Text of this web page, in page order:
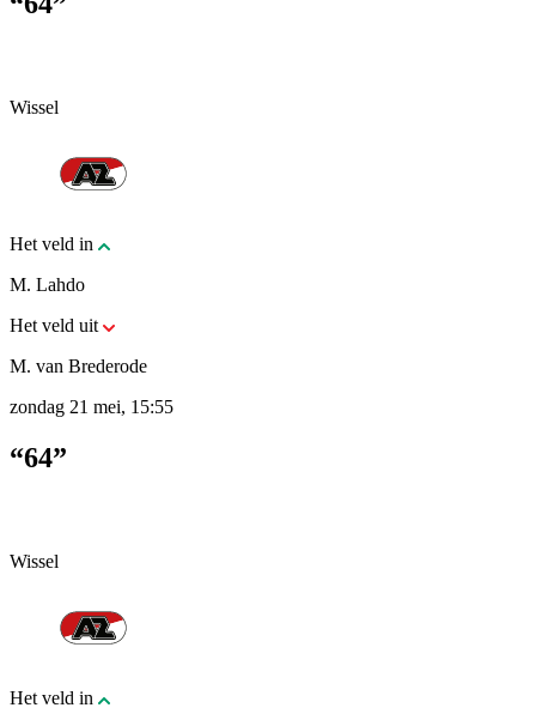
Wissel
Het veld in
M. Lahdo
Het veld uit
M. van Brederode
zondag 21 mei, 15:55
“64”
Wissel
Het veld in